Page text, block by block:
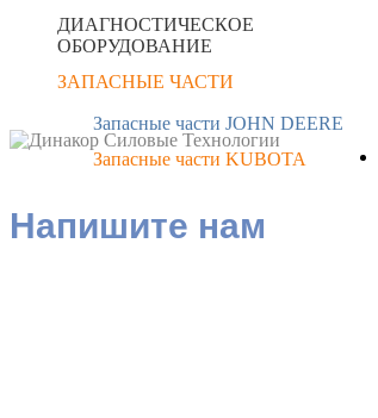
ДИАГНОСТИЧЕСКОЕ
ОБОРУДОВАНИЕ
ЗАПАСНЫЕ ЧАСТИ
Запасные части JOHN DEERE
Запасные части KUBOTA
Напишите нам